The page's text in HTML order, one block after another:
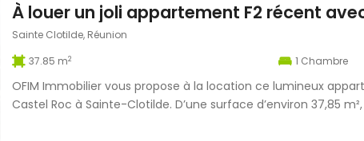
Sainte Clotilde, Réunion
37.85 m2 1 Chambre
OFIM Immobilier vous propose à la location ce lumineux
Castel Roc à Sainte-Clotilde. D’une surface d’environ 37,85